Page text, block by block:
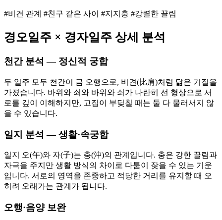
#비견 관계 #친구 같은 사이 #지지충 #강렬한 끌림
경오일주 × 경자일주 상세 분석
천간 분석 — 정신적 궁합
두 일주 모두 천간이 금 오행으로, 비견(比肩)처럼 닮은 기질을
가졌습니다. 바위와 쇠와 바위와 쇠가 나란히 선 형상으로 서
로를 깊이 이해하지만, 고집이 부딪칠 때는 둘 다 물러서지 않
을 수 있습니다.
일지 분석 — 생활·속궁합
일지 오(午)와 자(子)는 충(沖)의 관계입니다. 충은 강한 끌림과
자극을 주지만 생활 방식의 차이로 다툼이 잦을 수 있는 기운
입니다. 서로의 영역을 존중하고 적당한 거리를 유지할 때 오
히려 오래가는 관계가 됩니다.
오행·음양 보완